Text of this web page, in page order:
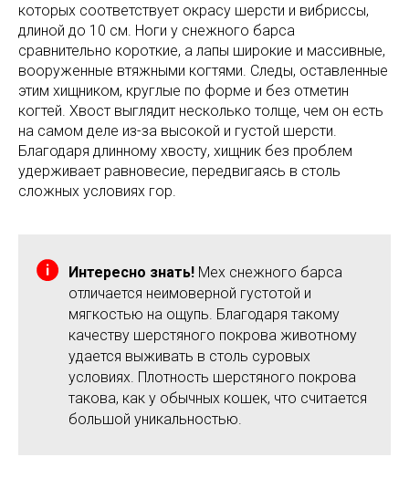
которых соответствует окрасу шерсти и вибриссы,
длиной до 10 см. Ноги у снежного барса
сравнительно короткие, а лапы широкие и массивные,
вооруженные втяжными когтями. Следы, оставленные
этим хищником, круглые по форме и без отметин
когтей. Хвост выглядит несколько толще, чем он есть
на самом деле из-за высокой и густой шерсти.
Благодаря длинному хвосту, хищник без проблем
удерживает равновесие, передвигаясь в столь
сложных условиях гор.
Интересно знать! Мех снежного барса
отличается неимоверной густотой и
мягкостью на ощупь. Благодаря такому
качеству шерстяного покрова животному
удается выживать в столь суровых
условиях. Плотность шерстяного покрова
такова, как у обычных кошек, что считается
большой уникальностью.